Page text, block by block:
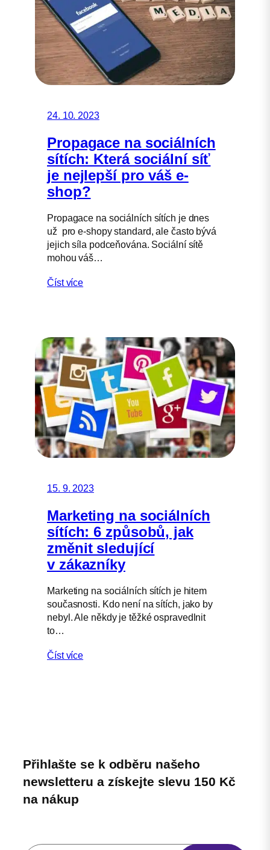
24. 10. 2023
Propagace na sociálních
sítích: Která sociální síť
je nejlepší pro váš e-
shop?
Propagace na sociálních sítích je dnes
už pro e-shopy standard, ale často bývá
jejich síla podceňována. Sociální sítě
mohou váš…
Číst více
15. 9. 2023
Marketing na sociálních
sítích: 6 způsobů, jak
změnit sledující
v zákazníky
Marketing na sociálních sítích je hitem
současnosti. Kdo není na sítích, jako by
nebyl. Ale někdy je těžké ospravedlnit
to…
Číst více
Přihlašte se k odběru našeho
newsletteru a získejte slevu 150 Kč
na nákup